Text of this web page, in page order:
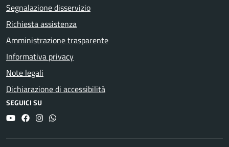
Segnalazione disservizio
Richiesta assistenza
Amministrazione trasparente
Informativa privacy
Note legali
Dichiarazione di accessibilità
SEGUICI SU
YouTubeFacebookInstagram
Whatsapp